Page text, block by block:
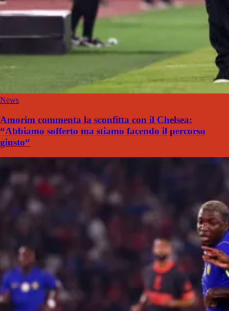
News
Amorim commenta la sconfitta con il Chelsea:
“Abbiamo sofferto ma stiamo facendo il percorso
giusto“